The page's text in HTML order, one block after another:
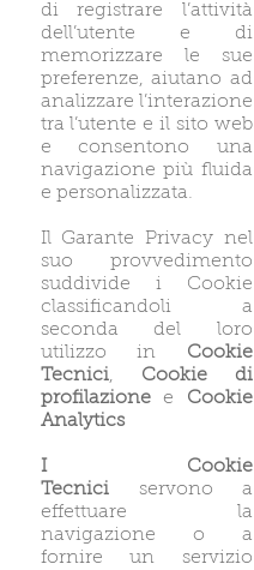
di registrare l’attività
dell’utente e di
memorizzare le sue
preferenze, aiutano ad
analizzare l’interazione
tra l’utente e il sito web
e consentono una
navigazione più fluida
e personalizzata.
Il Garante Privacy nel
suo provvedimento
suddivide i Cookie
classificandoli a
seconda del loro
utilizzo in Cookie
Tecnici, Cookie di
profilazione e Cookie
Analytics
I Cookie
Tecniciservono a
effettuare la
navigazione o a
fornire un servizio